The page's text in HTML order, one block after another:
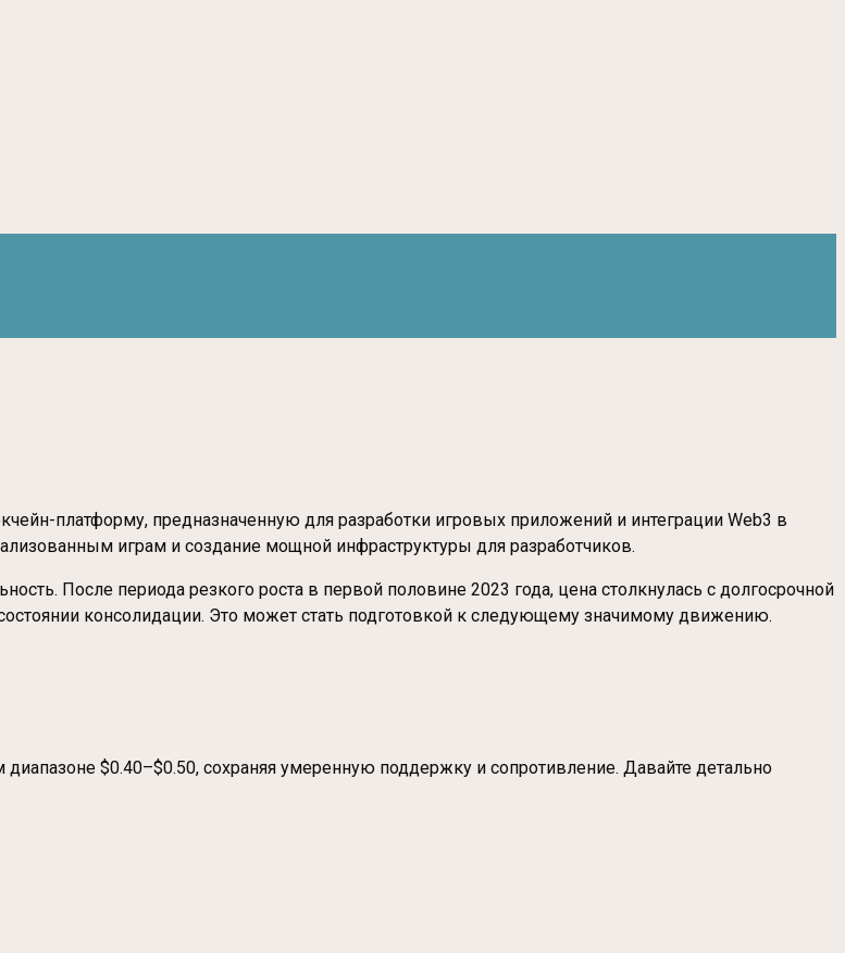
платформу, предназначенную для разработки игровых приложений и интеграции Web3 в
играм и создание мощной инфраструктуры для разработчиков.
После периода резкого роста в первой половине 2023 года, цена столкнулась с долгосрочной
консолидации. Это может стать подготовкой к следующему значимому движению.
$0.40–$0.50, сохраняя умеренную поддержку и сопротивление. Давайте детально